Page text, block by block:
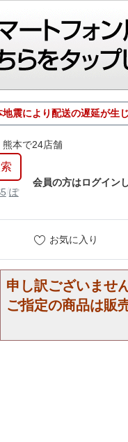
震により配送の遅延が生
熊本で24店舗
ぽ
会員の方はログイン
お気に入り
申し訳ございませ
ご指定の商品は販